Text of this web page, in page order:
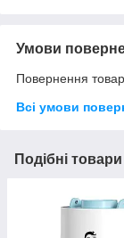
Умови
Повернення
Всі умови
Подібні